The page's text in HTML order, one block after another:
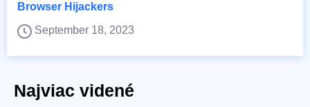
Browser Hijackers
September 18, 2023
Najviac videné